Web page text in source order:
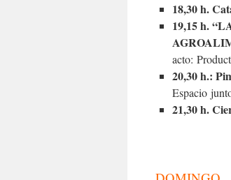
18,30 h.
19,15 h.
acto:
20,30 h.:
Espacio
21,30 h.